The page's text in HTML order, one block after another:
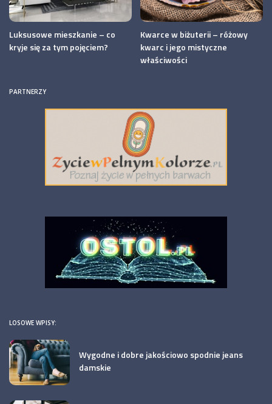
Luksusowe mieszkanie – co
kryje się za tym pojęciem?
Kwarce w biżuterii – różowy
kwarc i jego mistyczne
właściwości
PARTNERZY
LOSOWE WPISY:
Wygodne i dobre jakościowo spodnie jeans
damskie